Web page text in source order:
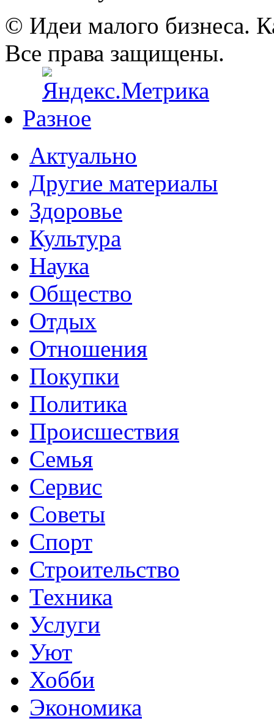
© Идеи малого бизнеса.
Все права защищены.
Разное
Актуально
Другие материалы
Здоровье
Культура
Наука
Общество
Отдых
Отношения
Покупки
Политика
Происшествия
Семья
Сервис
Советы
Спорт
Строительство
Техника
Услуги
Уют
Хобби
Экономика